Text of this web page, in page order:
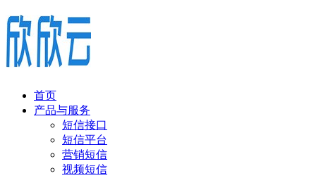
首页
产品与服务
短信接口
短信平台
营销短信
视频短信